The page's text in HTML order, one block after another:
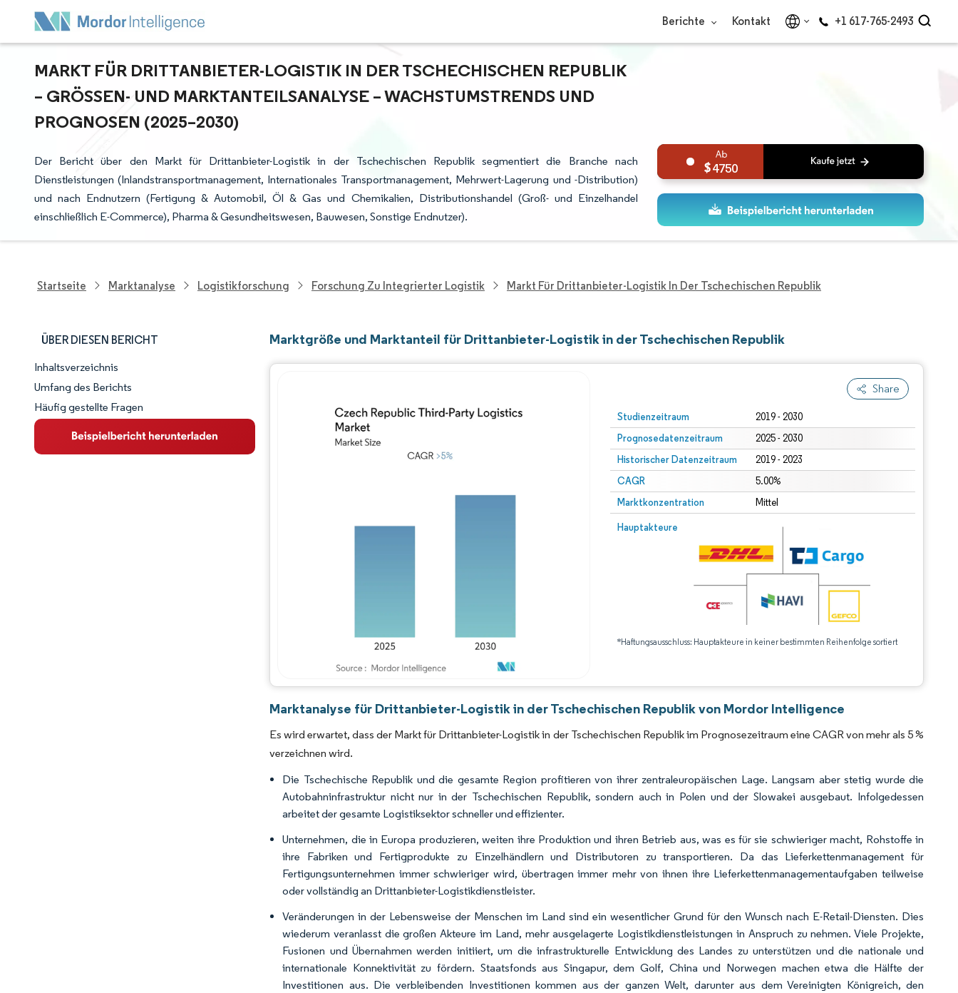
Berichte Kontakt +1 617-765-2493
MARKT FÜR DRITTANBIETER-LOGISTIK IN DER TSCHECHISCHEN REPUBLIK
– GRÖSSEN- UND MARKTANTEILSANALYSE – WACHSTUMSTRENDS UND P
ROGNOSEN (2025–2030)
Der Bericht über den Markt für Drittanbieter-Logistik in der Tschechischen Republik segmentiert die Branche nach
Dienstleistungen (Inlandstransportmanagement, Internationales Transportmanagement, Mehrwert-Lagerung und -Distribution)
und nach Endnutzern (Fertigung & Automobil, Öl & Gas und Chemikalien, Distributionshandel (Groß- und Einzelhandel
einschließlich E-Commerce), Pharma & Gesundheitswesen, Bauwesen, Sonstige Endnutzer).
4750
Startseite Marktanalyse Logistikforschung Forschung Zu Integrierter Logistik Markt Für Drittanbieter-Logistik In Der Tschechischen Republik
ÜBER DIESEN BERICHT
Marktschnappschuss
Marktübersicht
Wichtige Markttrends
Inhaltsverzeichnis
Umfang des Berichts
Häufig gestellte Fragen
Marktgröße und Marktanteil für Drittanbieter-Logistik in der Tschechischen Republik
Share
Studienzeitraum 2019 - 2030
Prognosedatenzeitraum 2025 - 2030
Historischer Datenzeitraum 2019 - 2023
CAGR 5.00%
Marktkonzentration Mittel
Hauptakteure
*Haftungsausschluss: Hauptakteure in keiner bestimmten Reihenfolge sortiert
Marktanalyse für Drittanbieter-Logistik in der Tschechischen Republik von Mordor Intelligence
Es wird erwartet, dass der Markt für Drittanbieter-Logistik in der Tschechischen Republik im Prognosezeitraum eine CAGR von mehr als 5 %
verzeichnen wird.
Die Tschechische Republik und die gesamte Region profitieren von ihrer zentraleuropäischen Lage. Langsam aber stetig wurde die
Autobahninfrastruktur nicht nur in der Tschechischen Republik, sondern auch in Polen und der Slowakei ausgebaut. Infolgedessen
arbeitet der gesamte Logistiksektor schneller und effizienter.
Unternehmen, die in Europa produzieren, weiten ihre Produktion und ihren Betrieb aus, was es für sie schwieriger macht, Rohstoffe in
ihre Fabriken und Fertigprodukte zu Einzelhändlern und Distributoren zu transportieren. Da das Lieferkettenmanagement für
Fertigungsunternehmen immer schwieriger wird, übertragen immer mehr von ihnen ihre Lieferkettenmanagementaufgaben teilweise
oder vollständig an Drittanbieter-Logistikdienstleister.
Veränderungen in der Lebensweise der Menschen im Land sind ein wesentlicher Grund für den Wunsch nach E-Retail-Diensten. Dies
wiederum veranlasst die großen Akteure im Land, mehr ausgelagerte Logistikdienstleistungen in Anspruch zu nehmen. Viele Projekte,
Fusionen und Übernahmen werden initiiert, um die infrastrukturelle Entwicklung des Landes zu unterstützen und die nationale und
internationale Konnektivität zu fördern. Staatsfonds aus Singapur, dem Golf, China und Norwegen machen etwa die Hälfte der
Investitionen aus. Die verbleibenden Investitionen kommen aus der ganzen Welt, darunter aus dem Vereinigten Königreich, den